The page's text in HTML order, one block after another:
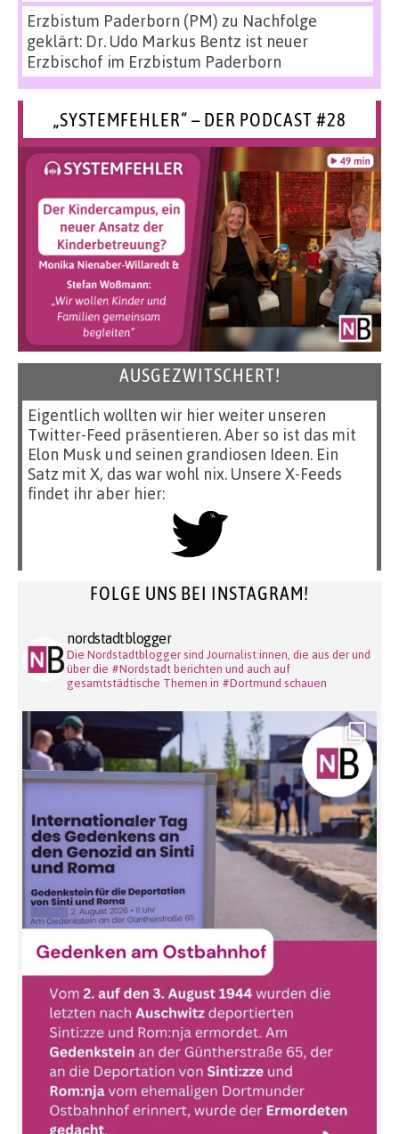
Erzbistum Paderborn (PM) zu Nachfolge
geklärt: Dr. Udo Markus Bentz ist neuer
Erzbischof im Erzbistum Paderborn
„SYSTEMFEHLER“ – DER PODCAST #28
AUSGEZWITSCHERT!
Eigentlich wollten wir hier weiter unseren
Twitter-Feed präsentieren. Aber so ist das mit
Elon Musk und seinen grandiosen Ideen. Ein
Satz mit X, das war wohl nix. Unsere X-Feeds
findet ihr aber hier:
FOLGE UNS BEI INSTAGRAM!
nordstadtblogger
Die Nordstadtblogger sind Journalist:innen, die aus der und
über die #Nordstadt berichten und auch auf
gesamtstädtische Themen in #Dortmund schauen